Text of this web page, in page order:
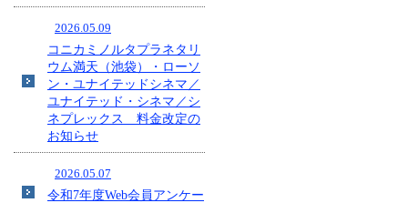
2026.05.09
コニカミノルタプラネタリ
ウム満天（池袋）・ローソ
ン・ユナイテッドシネマ／
ユナイテッド・シネマ／シ
ネプレックス 料金改定の
お知らせ
2026.05.07
令和7年度Web会員アンケー